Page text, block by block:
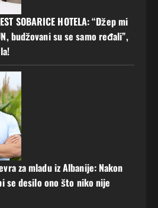
SOBARICE HOTELA: “Džep mi
budžovani su se samo ređali”,
za mladu iz Albanije: Nakon
se desilo ono što niko nije